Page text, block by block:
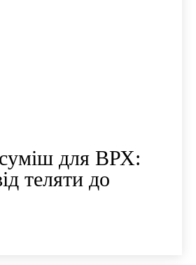
для ВРХ:
теляти до